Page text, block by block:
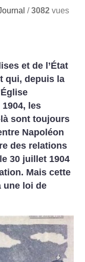
/3082 vues
et de l’État
qui, depuis la
les
sont toujours
Napoléon
des relations
30 juillet 1904
Mais cette
une loi de